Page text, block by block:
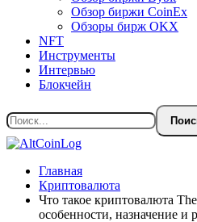
Обзор биржи CoinEx
Обзоры бирж OKX
NFT
Инструменты
Интервью
Блокчейн
Главная
Криптовалюта
Что такое криптовалюта
особенности, назначение и